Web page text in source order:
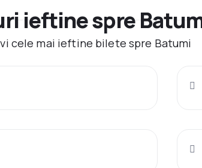
ieftine spre
cele mai ieftine bilete spre Batumi